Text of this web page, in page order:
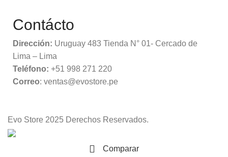
Contácto
Dirección: Uruguay 483 Tienda N° 01- Cercado de
Lima – Lima
Teléfono: +51 998 271 220
Correo: ventas@evostore.pe
Evo Store 2025 Derechos Reservados.
Comparar